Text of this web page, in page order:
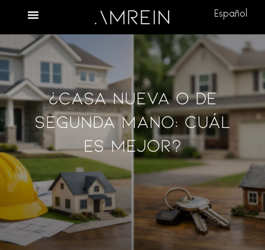
Español
¿Casa Nueva O De
Segunda Mano: Cuál
Es Mejor?